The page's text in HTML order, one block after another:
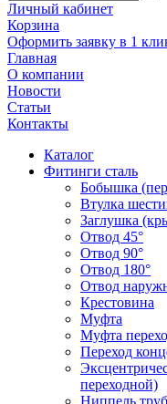
Личный кабинет
Корзина
Оформить заявку в 1
Главная
О компании
Новости
Статьи
Контакты
Каталог
Фитинги сталь
Бобышка
Втулка
Заглушка
Отвод 45°
Отвод 90°
Отвод 180°
Отвод
Крестовина
Муфта
Муфта
Переход
переходной)
Ниппель